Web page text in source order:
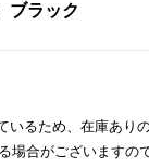
ブラック
いるため、在庫あり
場合がございますの